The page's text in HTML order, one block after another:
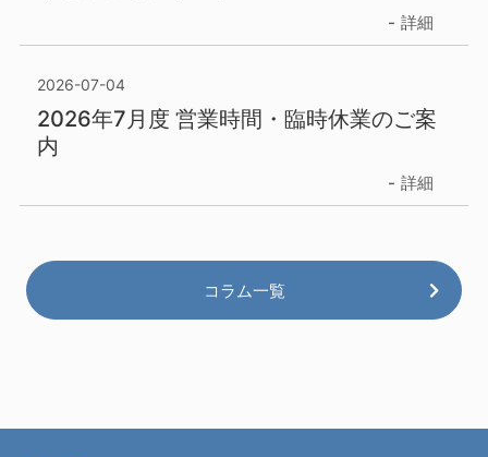
詳細
2026-07-04
2026年7月度 営業時間・臨時休業のご案
内
詳細
コラム一覧